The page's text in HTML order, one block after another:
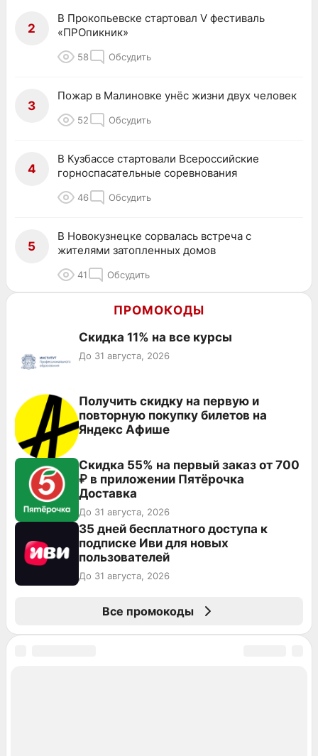
2
В Прокопьевске стартовал V фестиваль
«ПРОпикник»
58 Обсудить
3
Пожар в Малиновке унёс жизни двух человек
52 Обсудить
4
В Кузбассе стартовали Всероссийские
горноспасательные соревнования
46 Обсудить
5
В Новокузнецке сорвалась встреча с
жителями затопленных домов
41 Обсудить
ПРОМОКОДЫ
Скидка 11% на все курсы
До 31 августа, 2026
Получить скидку на первую и
повторную покупку билетов на
Яндекс Афише
Скидка 55% на первый заказ от 700
₽ в приложении Пятёрочка
Доставка
До 31 августа, 2026
35 дней бесплатного доступа к
подписке Иви для новых
пользователей
До 31 августа, 2026
Все промокоды